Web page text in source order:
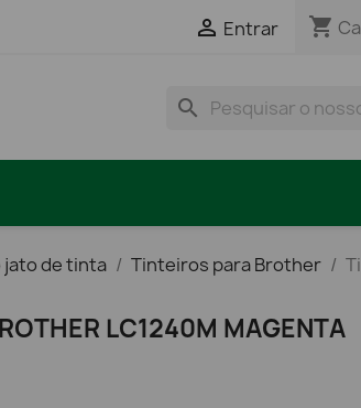
 Entrar shopping_cart
search
jato de tinta Tinteiros para Brother
LC1240M MAGENTA